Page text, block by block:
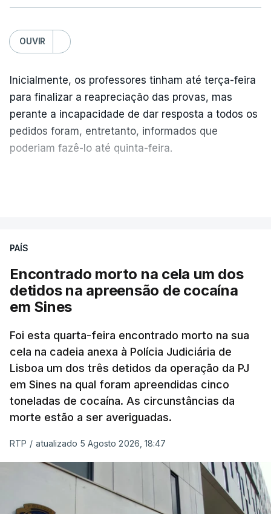
OUVIR
Inicialmente, os professores tinham até terça-feira
para finalizar a reapreciação das provas, mas
perante a incapacidade de dar resposta a todos os
pedidos foram, entretanto, informados que
poderiam fazê-lo até quinta-feira.
No domingo, estavam concluídos cerca de 50 por
cento dos mais de 20 mil pedidos de reapreciação,
mas Cristina Mota, porta-voz da Missão Escola
Pública, tem dúvidas de que o processo esteja
"Durante o fim de semana e nos últimos dias,
apercebamo-nos que ainda estão a ser
convocados professores para reapreciações"
disse a professora à agência Lusa."Será
praticamente impossível termos a totalidade
Segundo os docentes, o processo de reapreciação
está a enfrentar vários constrangimentos. Há
casos em que faltam os modelos preenchidos
PAÍS
Encontrado morto na cela um dos
detidos na apreensão de cocaína
em Sines
Foi esta quarta-feira encontrado morto na sua
cela na cadeia anexa à Polícia Judiciária de
Lisboa um dos três detidos da operação da PJ
em Sines na qual foram apreendidas cinco
toneladas de cocaína. As circunstâncias da
morte estão a ser averiguadas.
RTP / atualizado 5 Agosto 2026, 18:47